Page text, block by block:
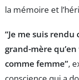
la mémoire et
“Je me suis
grand-mère
comme femme”,